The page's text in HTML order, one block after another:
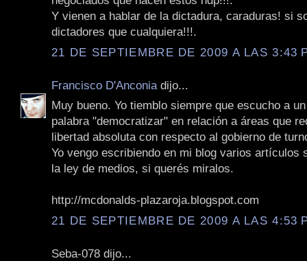
Y vienen a hablar de la dictadura, caraduras! si
dictadores que cualquiera!!!.
21 DE SEPTIEMBRE DE 2009 A LAS 3:43
Francisco D'Anconia dijo...
Muy bueno. Yo tiemblo siempre que escucho a
palabra "democratizar" en relación a áreas que
libertad absoluta con respecto al gobierno de
Yo vengo escribiendo en mi blog varios artículos
la ley de medios, si querés miralos.
http://mcdonalds-plazaroja.blogspot.com
21 DE SEPTIEMBRE DE 2009 A LAS 4:53
Seba-078 dijo...